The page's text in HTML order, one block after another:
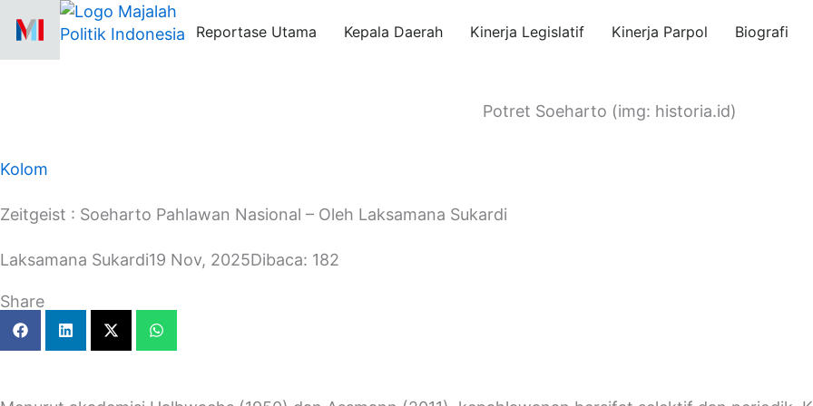
content
Reportase Utama Kepala Daerah Kinerja Legislatif Kinerja Parpol Biografi
Potret Soeharto (img: historia.id)
Kolom
Zeitgeist : Soeharto Pahlawan Nasional – Oleh Laksamana Sukardi
Laksamana Sukardi19 Nov, 2025Dibaca: 182
Share